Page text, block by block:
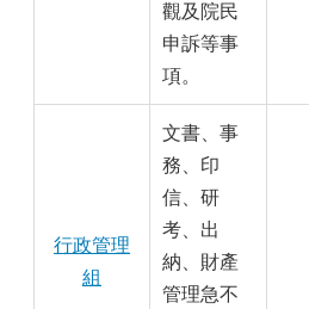
觀及院民
申訴等事
項。
行政管理
組
文書、事
務、印
信、研
考、出
納、財產
管理急不